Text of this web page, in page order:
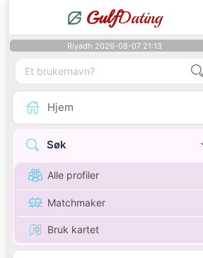
GulfDating
Riyadh 2026-08-07 21:13
Hjem
Søk
Alle profiler
Matchmaker
Bruk kartet